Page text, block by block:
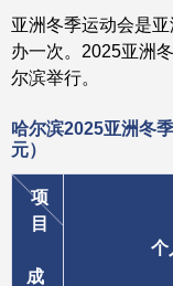
亚洲冬季运动会是
办一次。2025亚洲
尔滨举行。
哈尔滨2025亚洲冬
元）
项
目
成
个